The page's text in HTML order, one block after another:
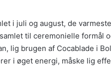
i juli og august, de
til ceremonielle formål
lig brugen af Cocablade i
i øget energi, måske lig